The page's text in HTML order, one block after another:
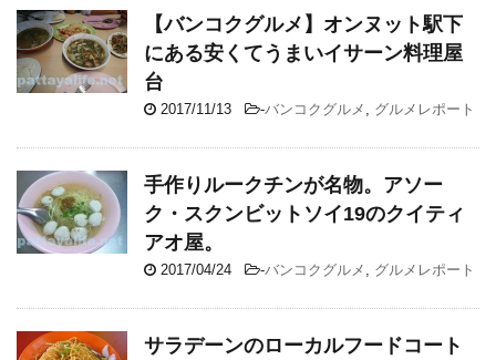
【バンコクグルメ】オンヌット駅下
にある安くてうまいイサーン料理屋
台
2017/11/13 -バンコクグルメ グルメレポート
手作りルークチンが名物。アソー
ク・スクンビットソイ19のクイティ
アオ屋。
2017/04/24 -バンコクグルメ グルメレポート
サラデーンのローカルフードコート